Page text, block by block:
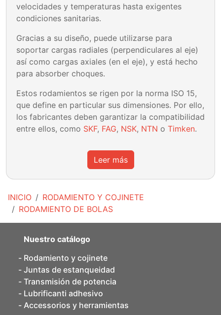
INICIO
RODAMIENTO Y COJINETE
RODAMIENTO DE BOLAS
velocidades y temperaturas hasta exigentes
condiciones sanitarias.
Gracias a su diseño, puede utilizarse para
soportar cargas radiales (perpendiculares al eje)
así como cargas axiales (en el eje), y está hecho
para absorber choques.
Estos rodamientos se rigen por la norma ISO 15,
que define en particular sus dimensiones. Por ello,
los fabricantes deben garantizar la compatibilidad
entre ellos, como SKF, FAG, NSK, NTN o Timken.
Leer más
Nuestro catálogo
Rodamiento y cojinete
Juntas de estanqueidad
Transmisión de potencia
Lubrificanti adhesivo
Accessorios y herramientas